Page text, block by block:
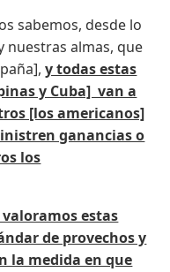
sabemos, desde lo
almas, que
y todas estas
y Cuba] van a
[los americanos]
ganancias o
los
estas
de provechos y
la medida en que